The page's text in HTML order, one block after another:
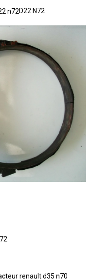
D22 N72